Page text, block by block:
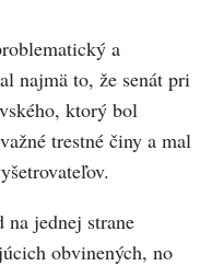
a
najmä to, že senát pri
ktorý bol
trestné činy a mal
na jednej strane
obvinených, no